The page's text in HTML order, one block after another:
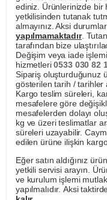
ediniz. Ürünlerinizde
yetkilisinden tutanak
almayınız. Aksi
yapılmamaktadır.
tarafından bize
Değişim veya iade
hizmetleri0533 030 82
Sipariş oluşturduğunuz
gösterilen tarih / tarihler
Kargo teslim süreleri,
mesafelere göre
mesafelerden dolayı
kg ve üzeri teslimatlar
süreleri uzayabilir.
edilen ürüne ilişkin
Eğer satın aldığınız
yetkili servisi arayın.
ve kurulum işlemi
yapılmalıdır. Aksi